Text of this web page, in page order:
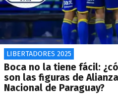
LIBERTADORES 2025
Boca no la tiene fácil:
son las figuras de
Nacional de Paraguay?